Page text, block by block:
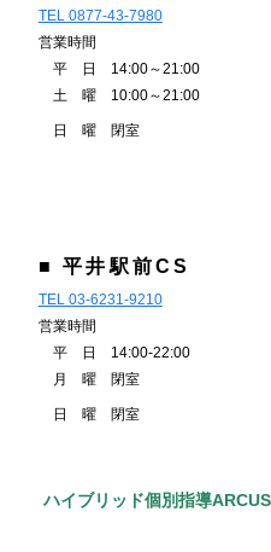
TEL 0877-43-7980
営業時間
平 日 14:00～21:00
土 曜 10:00～21:00
日 曜 閉室
■ 平井駅前CS
TEL 03-6231-9210
営業時間
平 日 14:00-22:00
月 曜 閉室
日 曜 閉室
ハイブリッド個別指導ARCUS